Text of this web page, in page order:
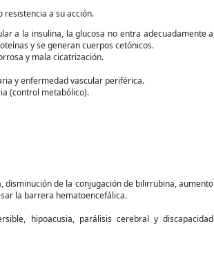
resistencia a su acción.
a la insulina, la glucosa no entra adecuadamente a
y se generan cuerpos cetónicos.
y mala cicatrización.
y enfermedad vascular periférica.
(control metabólico).
de la conjugación de bilirrubina, aumento
la barrera hematoencefálica.
hipoacusia, parálisis cerebral y discapacidad